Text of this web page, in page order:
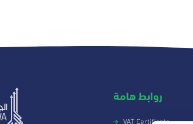
روابط هامة
VAT Certificate